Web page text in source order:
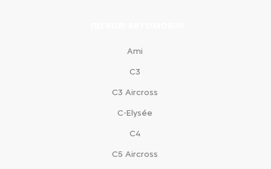
Ami
С3
С3 Aircross
C-Elysée
С4
С5 Aircross